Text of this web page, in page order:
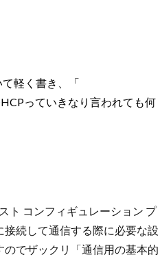
軽く書き、「
っていきなり言われても何
ト コンフィギュレーション プ
続して通信する際に必要な設
でザックリ「通信用の基本的